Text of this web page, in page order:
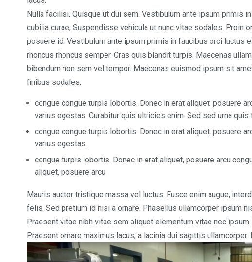
Nulla facilisi. Quisque ut dui sem. Vestibulum ante ipsum primis
cubilia curae; Suspendisse vehicula ut nunc vitae sodales. Proin
posuere id. Vestibulum ante ipsum primis in faucibus orci luctus
rhoncus rhoncus semper. Cras quis blandit turpis. Maecenas
bibendum non sem vel tempor. Maecenas euismod ipsum sit
finibus sodales.
congue congue turpis lobortis. Donec in erat aliquet, posuere
varius egestas. Curabitur quis ultricies enim. Sed sed urna
congue congue turpis lobortis. Donec in erat aliquet, posuere
varius egestas.
congue turpis lobortis. Donec in erat aliquet, posuere arcu
aliquet, posuere arcu
Mauris auctor tristique massa vel luctus. Fusce enim augue,
felis. Sed pretium id nisi a ornare. Phasellus ullamcorper ipsum
Praesent vitae nibh vitae sem aliquet elementum vitae nec
Praesent ornare maximus lacus, a lacinia dui sagittis